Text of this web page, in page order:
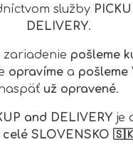
služby
DELIVERY.
zariadenie pošleme
opravímea pošleme
už opravené.
and DELIVERY je
celé SLOVENSKO